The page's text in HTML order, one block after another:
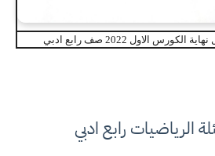
الاول 2022 صف رابع ادبي
الرياضيات رابع ادبي